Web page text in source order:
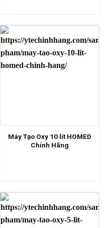
Máy Tạo Oxy 10 lít HOMED
Chính Hãng